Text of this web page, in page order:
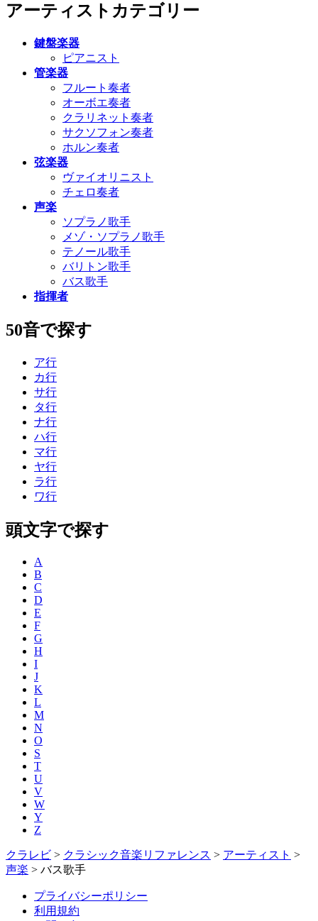
アーティストカテゴリー
鍵盤楽器
ピアニスト
管楽器
フルート奏者
オーボエ奏者
クラリネット奏者
サクソフォン奏者
ホルン奏者
弦楽器
ヴァイオリニスト
チェロ奏者
声楽
ソプラノ歌手
メゾ・ソプラノ歌手
テノール歌手
バリトン歌手
バス歌手
指揮者
50音で探す
ア行
カ行
サ行
タ行
ナ行
ハ行
マ行
ヤ行
ラ行
ワ行
頭文字で探す
A
B
C
D
E
F
G
H
I
J
K
L
M
N
O
S
T
U
V
W
Y
Z
クラレビ > クラシック音楽リファレンス > アーティスト >
声楽 > バス歌手
プライバシーポリシー
利用規約